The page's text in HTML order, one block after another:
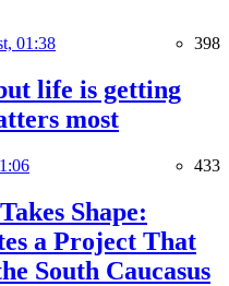
01:38 398
life is getting
most
433
Shape:
a Project That
South Caucasus